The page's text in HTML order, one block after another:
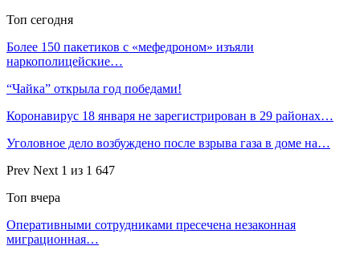
Топ сегодня
Более 150 пакетиков с «мефедроном» изъяли
наркополицейские…
“Чайка” открыла год победами!
Коронавирус 18 января не зарегистрирован в 29 районах…
Уголовное дело возбуждено после взрыва газа в доме на…
Prev Next 1 из 1 647
Топ вчера
Оперативными сотрудниками пресечена незаконная
миграционная…